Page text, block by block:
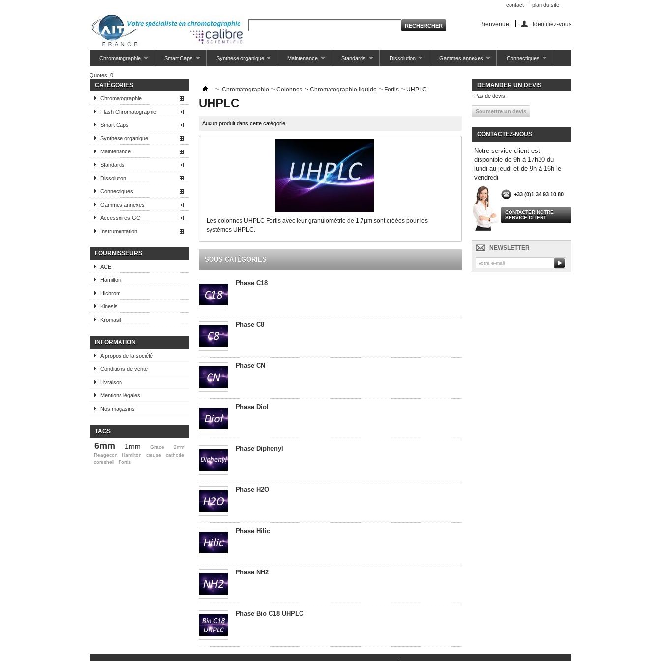
contact plan du site
Bienvenue Identifiez-vous
Chromatographie Smart Caps Synthèse organique Maintenance Standards Dissolution Gammes annexes Connectiques
Quotes: 0
CATÉGORIES
Chromatographie
Flash Chromatographie
Smart Caps
Synthèse organique
Maintenance
Standards
Dissolution
Connectiques
Gammes annexes
Accessoires GC
Instrumentation
FOURNISSEURS
ACE
Hamilton
Hichrom
Kinesis
Kromasil
INFORMATION
A propos de la société
Conditions de vente
Livraison
Mentions légales
Nos magasins
TAGS
6mm 1mm Grace
2mm
Reagecon
Hamilton creuse
cathode
coreshell
Fortis
> Chromatographie > Colonnes > Chromatographie liquide > Fortis > UHPLC
UHPLC
Aucun produit dans cette catégorie.
Les colonnes UHPLC Fortis avec leur granulométrie de 1,7µm sont créées pour les
systèmes UHPLC.
SOUS-CATÉGORIES
Phase C18
Phase C8
Phase CN
Phase Diol
Phase Diphenyl
Phase H2O
Phase Hilic
Phase NH2
Phase Bio C18 UHPLC
DEMANDER UN DEVIS
Pas de devis
CONTACTEZ-NOUS
Notre service client est
disponible de 9h à 17h30 du
lundi au jeudi et de 9h à 16h le
vendredi
+33 (0)1 34 93 10 80
CONTACTER NOTRE
SERVICE CLIENT
NEWSLETTER